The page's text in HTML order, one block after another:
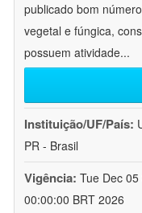
publicado bom
vegetal e fúngica,
possuem atividade...
Instituição/UF/País:
PR - Brasil
Vigência: Tue Dec
00:00:00 BRT 2026